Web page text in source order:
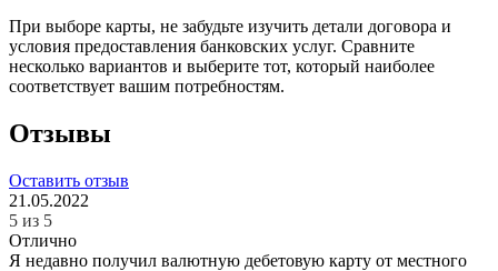
При выборе карты, не забудьте изучить детали договора и
условия предоставления банковских услуг. Сравните
несколько вариантов и выберите тот, который наиболее
соответствует вашим потребностям.
Отзывы
Оставить отзыв
21.05.2022
5 из 5
Отлично
Я недавно получил валютную дебетовую карту от местного